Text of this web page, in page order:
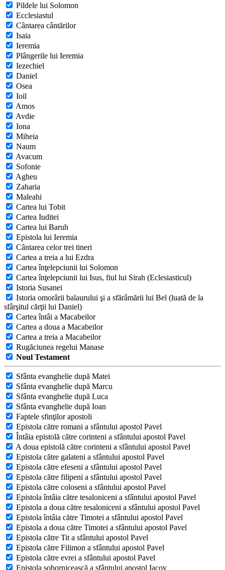
Pildele lui Solomon
Ecclesiastul
Cântarea cântărilor
Isaia
Ieremia
Plângerile lui Ieremia
Iezechiel
Daniel
Osea
Ioil
Amos
Avdie
Iona
Miheia
Naum
Avacum
Sofonie
Agheu
Zaharia
Maleahi
Cartea lui Tobit
Cartea Iuditei
Cartea lui Baruh
Epistola lui Ieremia
Cântarea celor trei tineri
Cartea a treia a lui Ezdra
Cartea înţelepciunii lui Solomon
Cartea înţelepciunii lui Isus, fiul lui Sirah (Eclesiasticul)
Istoria Susanei
Istoria omorârii balaurului şi a sfărâmării lui Bel (luată de la
sfârşitul cărţii lui Daniel)
Cartea întâi a Macabeilor
Cartea a doua a Macabeilor
Cartea a treia a Macabeilor
Rugăciunea regelui Manase
Noul Testament
Sfânta evanghelie după Matei
Sfânta evanghelie după Marcu
Sfânta evanghelie după Luca
Sfânta evanghelie după Ioan
Faptele sfinţilor apostoli
Epistola către romani a sfântului apostol Pavel
Întâia epistolă către corinteni a sfântului apostol Pavel
A doua epistolă către corinteni a sfântului apostol Pavel
Epistola către galateni a sfântului apostol Pavel
Epistola către efeseni a sfântului apostol Pavel
Epistola către filipeni a sfântului apostol Pavel
Epistola către coloseni a sfântului apostol Pavel
Epistola întâia către tesaloniceni a sfântului apostol Pavel
Epistola a doua către tesaloniceni a sfântului apostol Pavel
Epistola întâia către Timotei a sfântului apostol Pavel
Epistola a doua către Timotei a sfântului apostol Pavel
Epistola către Tit a sfântului apostol Pavel
Epistola către Filimon a sfântului apostol Pavel
Epistola către evrei a sfântului apostol Pavel
Epistola sobornicească a sfântului apostol Iacov